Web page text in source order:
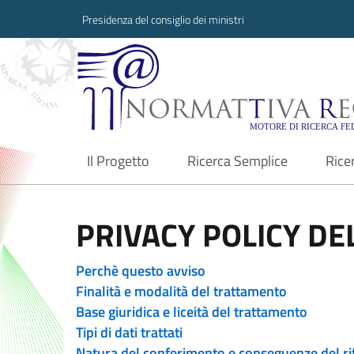
Presidenza del consiglio dei ministri
Normattiva
Il Progetto
current Ricerca Semplice
PRIVACY POLICY
Perchè questo avviso
Finalità e modalità del trattamento
Base giuridica e liceità del trattamento
Tipi di dati trattati